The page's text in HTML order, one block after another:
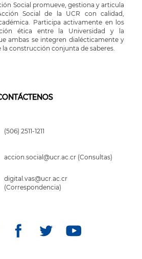
Social promueve, gestiona y articula
Social de la UCR con calidad,
Participa activamente en los
ética entre la Universidad y la
ambas se integren dialécticamente y
construcción conjunta de saberes.
(506) 2511-1211
accion.social@ucr.ac.cr (Consultas)
digital.vas@ucr.ac.cr
(Correspondencia)